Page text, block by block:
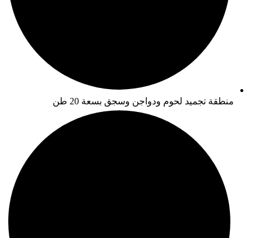
منطقة تجميد لحوم ودواجن وسجق بسعة 20 طن